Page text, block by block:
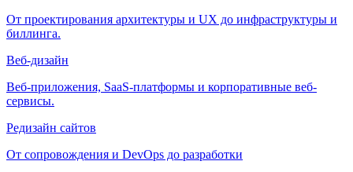
От проектирования архитектуры и UX до инфраструктуры и
биллинга.
Веб-дизайн
Веб-приложения, SaaS-платформы и корпоративные веб-
сервисы.
Редизайн сайтов
От сопровождения и DevOps до разработки